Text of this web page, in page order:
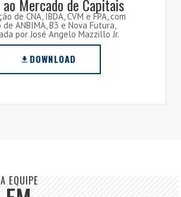
Mercado de Capitais
de CNA, IBDA, CVM e FPA, com
de ANBIMA, B3 e Nova Futura,
por José Angelo Mazzillo Jr.
DOWNLOAD
EQUIPE